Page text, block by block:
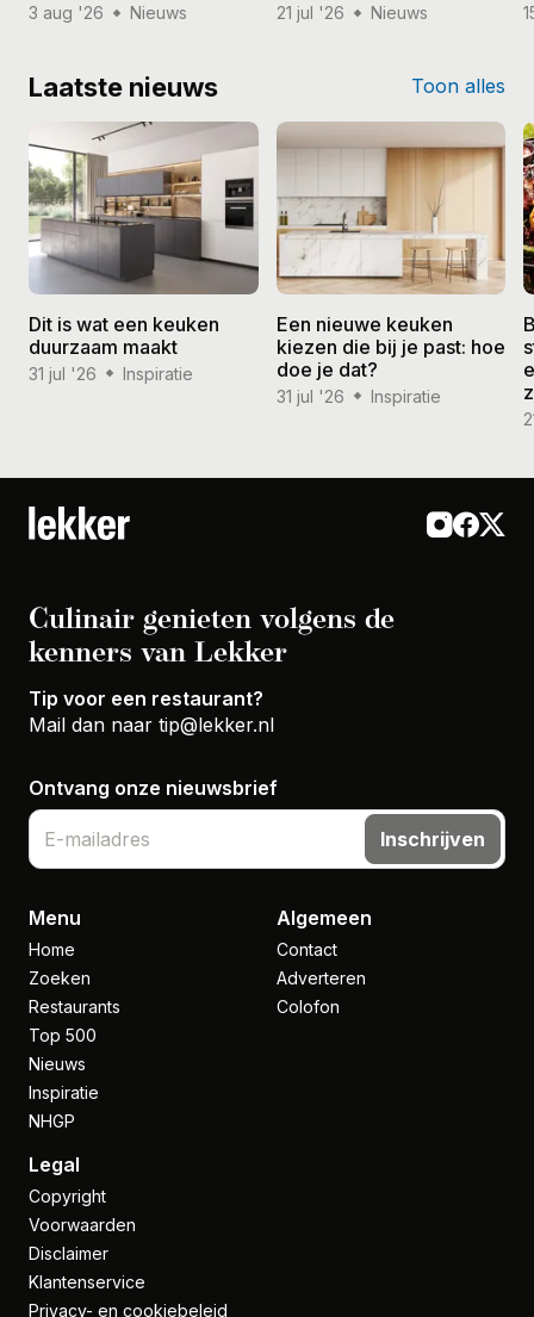
3 aug '26 Nieuws 21 jul '26 Nieuws
Laatste nieuws Toon alles
Dit is wat een keuken
duurzaam maakt
31 jul '26 Inspiratie
Een nieuwe keuken
kiezen die bij je past: hoe
doe je dat?
31 jul '26 Inspiratie
Culinair genieten volgens de
kenners van Lekker
Tip voor een restaurant?
Mail dan naar tip@lekker.nl
Ontvang onze nieuwsbrief
Inschrijven
Menu
Home
Zoeken
Restaurants
Top 500
Nieuws
Inspiratie
NHGP
Algemeen
Contact
Adverteren
Colofon
Legal
Copyright
Voorwaarden
Disclaimer
Klantenservice
Privacy- en cookiebeleid